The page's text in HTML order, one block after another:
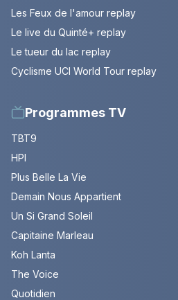
Les Feux de l'amour replay
Le live du Quinté+ replay
Le tueur du lac replay
Cyclisme UCI World Tour replay
Programmes TV
TBT9
HPI
Plus Belle La Vie
Demain Nous Appartient
Un Si Grand Soleil
Capitaine Marleau
Koh Lanta
The Voice
Quotidien